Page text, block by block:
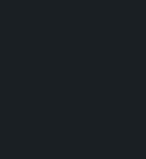
от представленного на